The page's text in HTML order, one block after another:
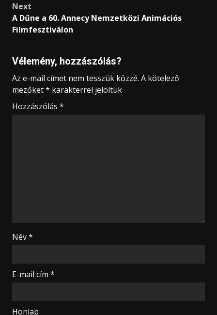
Next
A Dűne a 60. Annecy Nemzetközi Animációs
Filmfesztiválon
Vélemény, hozzászólás?
Az e-mail címet nem tesszük közzé. A kötelező
mezőket* karakterrel jelöltük
Hozzászólás *
Név*
E-mail cím *
Honlap